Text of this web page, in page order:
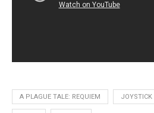
A PLAGUE TALE: REQUIEM JOYSTICK